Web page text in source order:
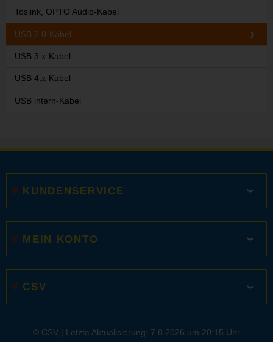
Toslink, OPTO Audio-Kabel
USB 2.0-Kabel
USB 3.x-Kabel
USB 4.x-Kabel
USB intern-Kabel
KUNDENSERVICE
MEIN KONTO
CSV
© CSV | Letzte Aktualisierung: 7.8.2026 um 20:15 Uhr